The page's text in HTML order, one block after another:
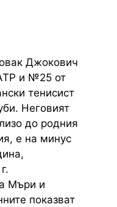
Джокович
и №25 от
тенисист
Неговият
до родния
е на минус
Мъри и
показват